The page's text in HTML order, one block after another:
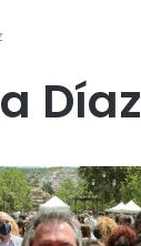
Díaz